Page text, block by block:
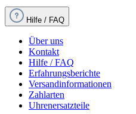
Hilfe / FAQ
Über uns
Kontakt
Hilfe / FAQ
Erfahrungsberichte
Versandinformationen
Zahlarten
Uhrenersatzteile